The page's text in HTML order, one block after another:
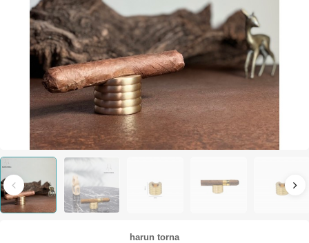
ŞAMDAN / MUMLUK
TAKILIK
TEPSİ / KÜRE
harun torna